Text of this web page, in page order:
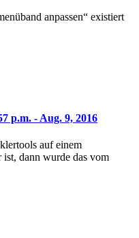
anpassen“ existiert
p.m. - Aug. 9, 2016
auf einem
dann wurde das vom